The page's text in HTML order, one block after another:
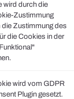
wird durch die
Zustimmung
die Zustimmung des
die Cookies in der
wird vom GDPR
Plugin gesetzt.